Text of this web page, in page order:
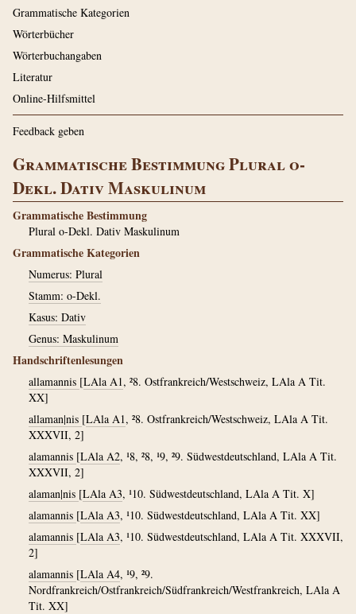
Grammatische Kategorien
Wörterbücher
Wörterbuchangaben
Literatur
Online-Hilfsmittel
Feedback geben
Grammatische Bestimmung Plural o-
Dekl. Dativ Maskulinum
Grammatische Bestimmung
Plural o-Dekl. Dativ Maskulinum
Grammatische Kategorien
Numerus: Plural
Stamm: o-Dekl.
Kasus: Dativ
Genus: Maskulinum
Handschriftenlesungen
allamannis [LAla A1, ²8. Ostfrankreich/Westschweiz, LAla A Tit.
XX]
allaman|nis [LAla A1, ²8. Ostfrankreich/Westschweiz, LAla A Tit.
XXXVII, 2]
alamannis [LAla A2, ¹8, ²8, ¹9, ²9. Südwestdeutschland, LAla A Tit.
XXXVII, 2]
alaman|nis [LAla A3, ¹10. Südwestdeutschland, LAla A Tit. X]
alamannis [LAla A3, ¹10. Südwestdeutschland, LAla A Tit. XX]
alamannis [LAla A3, ¹10. Südwestdeutschland, LAla A Tit. XXXVII,
2]
alamannis [LAla A4, ¹9, ²9.
Nordfrankreich/Ostfrankreich/Südfrankreich/Westfrankreich, LAla A
Tit. XX]